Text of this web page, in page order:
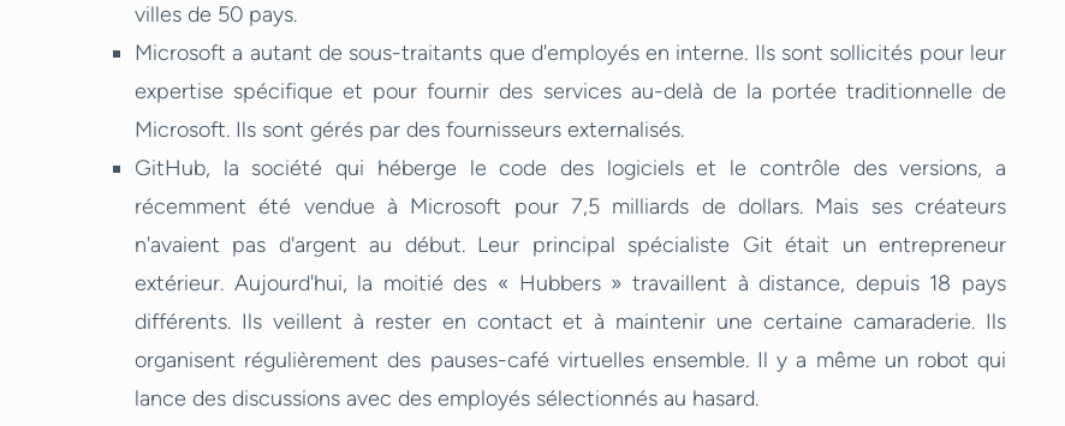
villes de 50 pays.
Microsoft a autant de sous-traitants que d'employés en interne. Ils sont sollicités pour leur
expertise spécifique et pour fournir des services au-delà de la portée traditionnelle de
Microsoft. Ils sont gérés par des fournisseurs externalisés.
GitHub, la société qui héberge le code des logiciels et le contrôle des versions, a
récemment été vendue à Microsoft pour 7,5 milliards de dollars. Mais ses créateurs
n'avaient pas d'argent au début. Leur principal spécialiste Git était un entrepreneur
extérieur. Aujourd'hui, la moitié des « Hubbers » travaillent à distance, depuis 18 pays
différents. Ils veillent à rester en contact et à maintenir une certaine camaraderie. Ils
organisent régulièrement des pauses-café virtuelles ensemble. Il y a même un robot qui
lance des discussions avec des employés sélectionnés au hasard.